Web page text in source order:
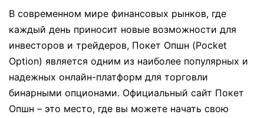
В современном мире финансовых рынков, где
каждый день приносит новые возможности для
инвесторов и трейдеров, Покет Опшн (Pocket
Option) является одним из наиболее популярных и
надежных онлайн-платформ для торговли
бинарными опционами. Официальный сайт Покет
Опшн – это место, где вы можете начать свою